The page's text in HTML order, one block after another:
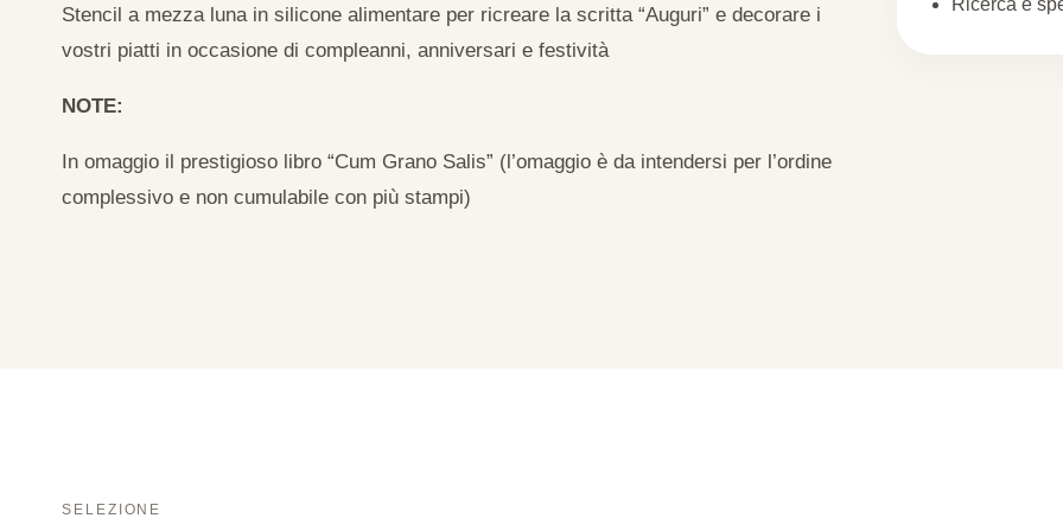
Stencil a mezza luna in silicone alimentare per ricreare la scritta “Auguri” e decorare i
vostri piatti in occasione di compleanni, anniversari e festività
NOTE:
In omaggio il prestigioso libro “Cum Grano Salis” (l’omaggio è da intendersi per l’ordine
complessivo e non cumulabile con più stampi)
Ricerca e
SELEZIONE